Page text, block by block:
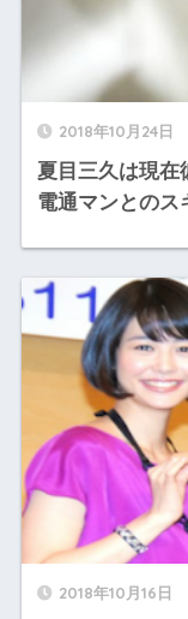
2018年10月24日
夏目三久は現在
電通マンとのス
2018年10月16日